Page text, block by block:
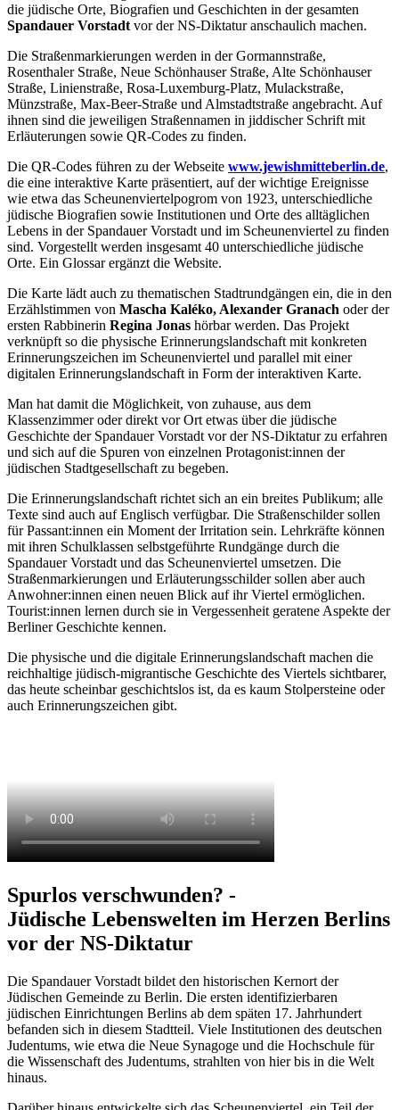
die jüdische Orte, Biografien und Geschichten in der gesamten
Spandauer Vorstadt vor der NS-Diktatur anschaulich machen.
Die Straßenmarkierungen werden in der Gormannstraße,
Rosenthaler Straße, Neue Schönhauser Straße, Alte Schönhauser
Straße, Linienstraße, Rosa-Luxemburg-Platz, Mulackstraße,
Münzstraße, Max-Beer-Straße und Almstadtstraße angebracht. Auf
ihnen sind die jeweiligen Straßennamen in jiddischer Schrift mit
Erläuterungen sowie QR-Codes zu finden.
Die QR-Codes führen zu der Webseite www.jewishmitteberlin.de,
die eine interaktive Karte präsentiert, auf der wichtige Ereignisse
wie etwa das Scheunenviertelpogrom von 1923, unterschiedliche
jüdische Biografien sowie Institutionen und Orte des alltäglichen
Lebens in der Spandauer Vorstadt und im Scheunenviertel zu finden
sind. Vorgestellt werden insgesamt 40 unterschiedliche jüdische
Orte. Ein Glossar ergänzt die Website.
Die Karte lädt auch zu thematischen Stadtrundgängen ein, die in den
Erzählstimmen von Mascha Kaléko, Alexander Granach oder der
ersten Rabbinerin Regina Jonas hörbar werden. Das Projekt
verknüpft so die physische Erinnerungslandschaft mit konkreten
Erinnerungszeichen im Scheunenviertel und parallel mit einer
digitalen Erinnerungslandschaft in Form der interaktiven Karte.
Man hat damit die Möglichkeit, von zuhause, aus dem
Klassenzimmer oder direkt vor Ort etwas über die jüdische
Geschichte der Spandauer Vorstadt vor der NS-Diktatur zu erfahren
und sich auf die Spuren von einzelnen Protagonist:innen der
jüdischen Stadtgesellschaft zu begeben.
Die Erinnerungslandschaft richtet sich an ein breites Publikum; alle
Texte sind auch auf Englisch verfügbar. Die Straßenschilder sollen
für Passant:innen ein Moment der Irritation sein. Lehrkräfte können
mit ihren Schulklassen selbstgeführte Rundgänge durch die
Spandauer Vorstadt und das Scheunenviertel umsetzen. Die
Straßenmarkierungen und Erläuterungsschilder sollen aber auch
Anwohner:innen einen neuen Blick auf ihr Viertel ermöglichen.
Tourist:innen lernen durch sie in Vergessenheit geratene Aspekte der
Berliner Geschichte kennen.
Die physische und die digitale Erinnerungslandschaft machen die
reichhaltige jüdisch-migrantische Geschichte des Viertels sichtbarer,
das heute scheinbar geschichtslos ist, da es kaum Stolpersteine oder
auch Erinnerungszeichen gibt.
Spurlos verschwunden? -
Jüdische Lebenswelten im Herzen Berlins
vor der NS-Diktatur
Die Spandauer Vorstadt bildet den historischen Kernort der
Jüdischen Gemeinde zu Berlin. Die ersten identifizierbaren
jüdischen Einrichtungen Berlins ab dem späten 17. Jahrhundert
befanden sich in diesem Stadtteil. Viele Institutionen des deutschen
Judentums, wie etwa die Neue Synagoge und die Hochschule für
die Wissenschaft des Judentums, strahlten von hier bis in die Welt
hinaus.